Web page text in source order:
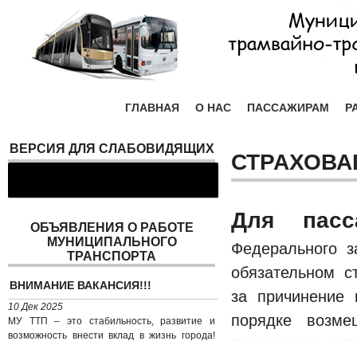
ГЛАВНАЯ О НАС ПАССАЖИРАМ
ВЕРСИЯ ДЛЯ СЛАБОВИДЯЩИХ
ОБЪЯВЛЕНИЯ О РАБОТЕ
МУНИЦИПАЛЬНОГО
ТРАНСПОРТА
ВНИМАНИЕ ВАКАНСИЯ!!!
10 Дек 2025
МУ ТТП – это стабильность, развитие и
возможность внести вклад в жизнь города!
Для
обязательном
за
порядке